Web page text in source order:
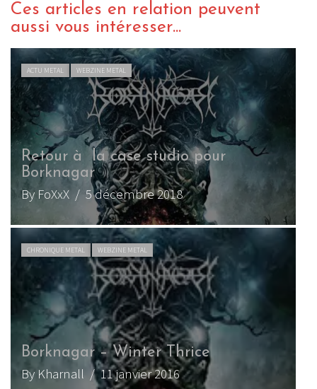
Ces articles en relation peuvent
aussi vous intéresser...
ACTU METAL WEBZINE METAL
Retour à la case studio pour
Borknagar
By FoXxX / 5 décembre 2018
CHRONIQUE METAL WEBZINE METAL
Borknagar – Winter Thrice
By Kharnall / 11 janvier 2016